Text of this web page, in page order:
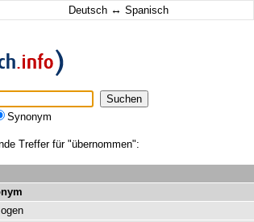
Deutsch ↔ Spanisch
Synonym
Treffer für "übernommen":